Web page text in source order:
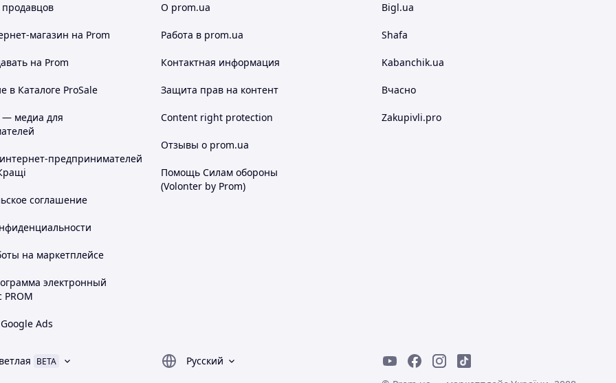
магазин на Prom
на Prom
в Каталоге ProSale
— медиа для
предпринимателей
соглашение
на маркетплейсе
электронный
PROM
Ads
О prom.ua
Работа в prom.ua
Контактная информация
Защита прав на контент
Content right protection
Отзывы о prom.ua
Помощь Силам обороны
(Volonter by Prom)
Bigl.ua
Shafa
Kabanchik.ua
Вчасно
Zakupivli.pro
BETA
Русский